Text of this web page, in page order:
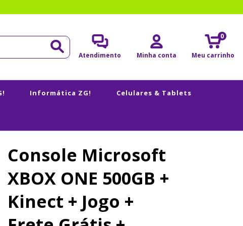
Atendimento Minha conta Meu carrinho
0
Informática ZG! Celulares & Tablets
Console Microsoft
XBOX ONE 500GB +
Kinect + Jogo +